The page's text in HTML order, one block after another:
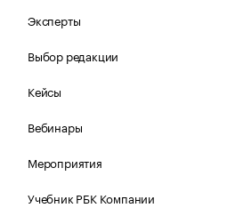
Эксперты
Выбор редакции
Кейсы
Вебинары
Мероприятия
Учебник РБК Компании